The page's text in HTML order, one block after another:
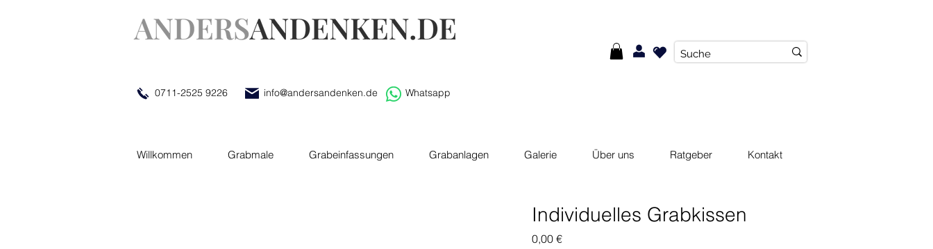
0711-2525 9226 info@andersandenken.de Whatsapp
Willkommen Grabmale Grabeinfassungen Grabanlagen Galerie Über uns Ratgeber Kontakt
Individuelles Grabkissen
0,00 €Preis